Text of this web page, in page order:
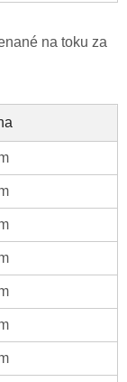
na toku za